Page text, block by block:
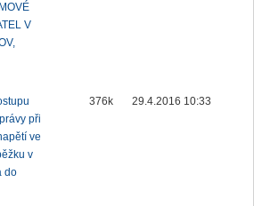
V
při
ve
v
do
376k 29.4.2016 10:33